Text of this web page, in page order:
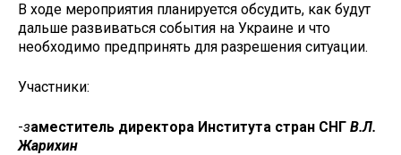
В ходе мероприятия планируется обсудить, как будут
дальше развиваться события на Украине и что
необходимо предпринять для разрешения ситуации.
Участники:
-заместитель директора Института стран СНГ В.Л.
Жарихин